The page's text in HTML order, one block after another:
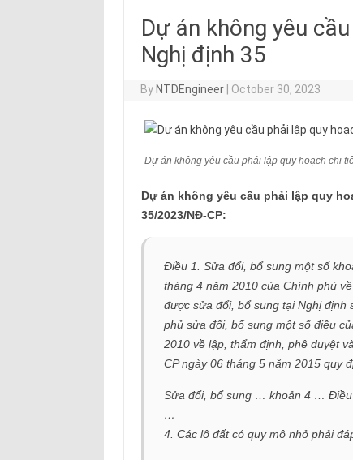
Dự án không yêu
Nghị định 35
By NTDEngineer October 30, 2023
Dự án không yêu cầu phải lập quy hoạch chi
Dự án không yêu cầu phải lập quy
35/2023/NĐ-CP:
Điều 1. Sửa đổi, bổ sung một số
tháng 4 năm 2010 của Chính phủ
được sửa đổi, bổ sung tại Nghị định
phủ sửa đổi, bổ sung một số điều
2010 về lập, thẩm định, phê duyệt
CP ngày 06 tháng 5 năm 2015 quy
Sửa đổi, bổ sung … khoản 4 …
…
4. Các lô đất có quy mô nhỏ phải